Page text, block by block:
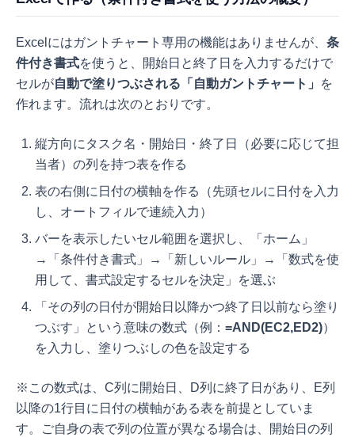
Excelにはガントチャート専用の機能はありませんが、 条
件付き書式を使うと、開始日と終了日を入力するだけで
セルが自動で塗りつぶされる「自動ガントチャート」
を
作れます。流れは次のとおりです。
縦方向にタスク名・開始日・終了日（必要に応じて担
当者）の列を持つ表を作る
表の右側に日付の横軸を作る（先頭セルに日付を入力
し、オートフィルで連続入力）
バーを表示したいセル範囲を選択し、「ホーム」
→「条件付き書式」→「新しいルール」→「数式を使
用して、書式設定するセルを決定」を選ぶ
「その列の日付が開始日以降かつ終了日以前なら塗り
つぶす」という意味の数式（例： =AND(EC2,E D2)）
を入力し、塗りつぶしの色を設定する
※この数式は、C列に開始日、D列に終了日があり、E列
以降の1行目に日付の横軸がある表を前提としていま
す。ご自身の表で列の位置が異なる場合は、開始日の列